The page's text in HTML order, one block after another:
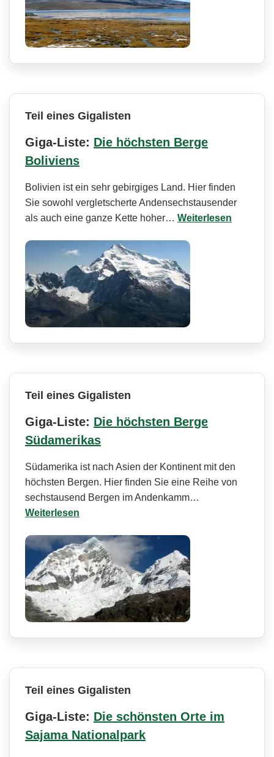
Teil eines Gigalisten
Giga-Liste: Die höchsten Berge
Boliviens
Bolivien ist ein sehr gebirgiges Land. Hier finden
Sie sowohl vergletscherte Andensechstausender
als auch eine ganze Kette hoher… Weiterlesen
Teil eines Gigalisten
Giga-Liste: Die höchsten Berge
Südamerikas
Südamerika ist nach Asien der Kontinent mit den
höchsten Bergen. Hier finden Sie eine Reihe von
sechstausend Bergen im Andenkamm…
Weiterlesen
Teil eines Gigalisten
Giga-Liste: Die schönsten Orte im
Sajama Nationalpark